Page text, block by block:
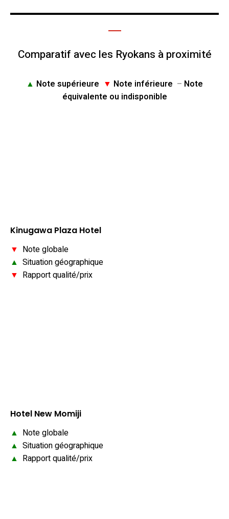
Comparatif avec les Ryokans à proximité
▲ Note supérieure ▼ Note inférieure – Note
équivalente ou indisponible
Kinugawa Plaza Hotel
▼ Note globale
▲ Situation géographique
▼ Rapport qualité/prix
Hotel New Momiji
▲ Note globale
▲ Situation géographique
▲ Rapport qualité/prix